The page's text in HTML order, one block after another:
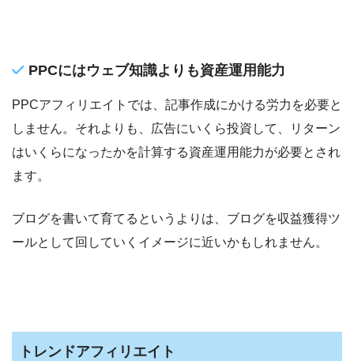
PPCにはウェブ知識よりも資産運用能力
PPCアフィリエイトでは、記事作成にかける労力を必要と
しません。それよりも、広告にいくら投資して、リターン
はいくらになったかを計算する資産運用能力が必要とされ
ます。
ブログを書いて育てるというよりは、ブログを収益獲得ツ
ールとして回していくイメージに近いかもしれません。
トレンドアフィリエイト